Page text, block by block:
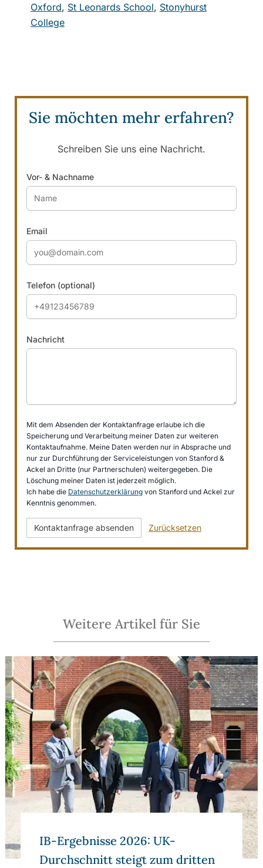
Oxford, St Leonards School, Stonyhurst
College
Sie möchten mehr erfahren?
Schreiben Sie uns eine Nachricht.
Vor- & Nachname
Email
Telefon (optional)
Nachricht
Mit dem Absenden der Kontaktanfrage erlaube ich die
Speicherung und Verarbeitung meiner Daten zur weiteren
Kontaktaufnahme. Meine Daten werden nur in Absprache und
nur zur Durchführung der Serviceleistungen von Stanford &
Ackel an Dritte (nur Partnerschulen) weitergegeben. Die
Löschung meiner Daten ist jederzeit möglich.
Ich habe die Datenschutzerklärungvon Stanford und Ackel zur
Kenntnis genommen.
Kontaktanfrage absenden Zurücksetzen
Weitere Artikel für Sie
IB-Ergebnisse 2026: UK-Durchschnitt steigt zum dritten
IB-Ergebnisse 2026: UK-
Durchschnitt steigt zum dritten